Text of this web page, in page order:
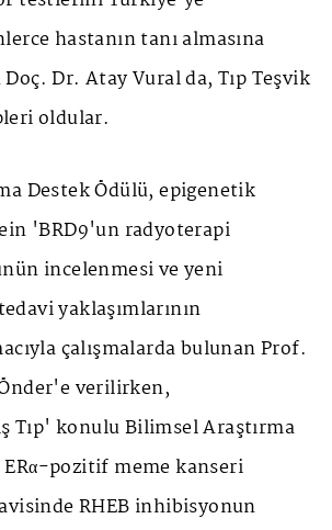
hastanın tanı almasına
Dr. Atay Vural da, Tıp Teşvik
oldular.
Destek Ödülü, epigenetik
'BRD9'un radyoterapi
incelenmesi ve yeni
yaklaşımlarının
çalışmalarda bulunan Prof.
verilirken,
Tıp' konulu Bilimsel Araştırma
ERα-pozitif meme kanseri
RHEB inhibisyonun